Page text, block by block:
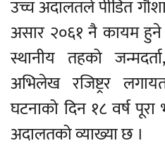
उच्च अदालतले पीडित
असार २०६१ नै कायम हुने
स्थानीय तहको
अभिलेख रजिष्ट्रर
घटनाको दिन १८ वर्ष
अदालतको व्याख्या छ ।